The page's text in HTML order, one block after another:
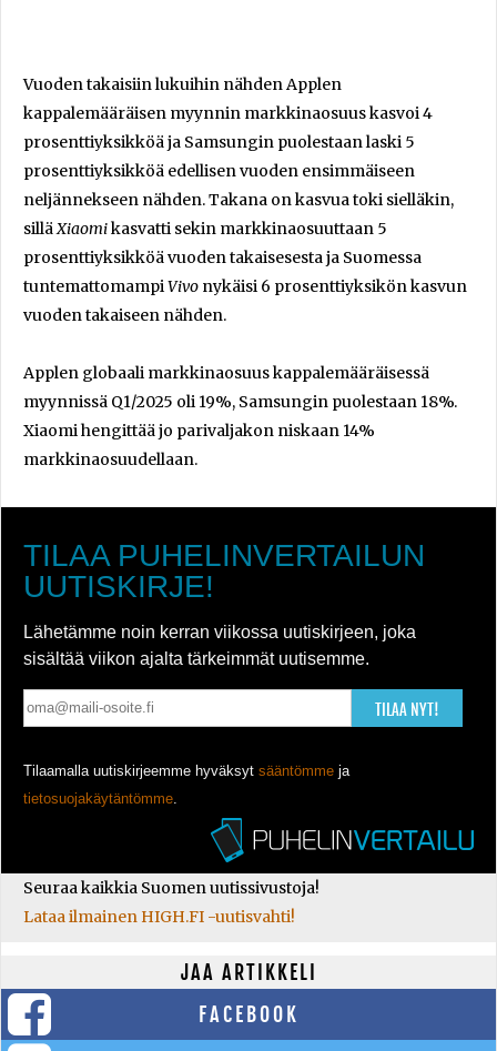
Vuoden takaisiin lukuihin nähden Applen
kappalemääräisen myynnin markkinaosuus kasvoi 4
prosenttiyksikköä ja Samsungin puolestaan laski 5
prosenttiyksikköä edellisen vuoden ensimmäiseen
neljännekseen nähden. Takana on kasvua toki sielläkin,
sillä Xiaomikasvatti sekin markkinaosuuttaan 5
prosenttiyksikköä vuoden takaisesesta ja Suomessa
tuntemattomampi Vivo nykäisi 6 prosenttiyksikön kasvun
vuoden takaiseen nähden.
Applen globaali markkinaosuus kappalemääräisessä
myynnissä Q1/2025 oli 19%, Samsungin puolestaan 18%.
Xiaomi hengittää jo parivaljakon niskaan 14%
markkinaosuudellaan.
TILAA PUHELINVERTAILUN
UUTISKIRJE!
Lähetämme noin kerran viikossa uutiskirjeen, joka
sisältää viikon ajalta tärkeimmät uutisemme.
TILAA NYT!
Tilaamalla uutiskirjeemme hyväksyt sääntömme ja
tietosuojakäytäntömme
Seuraa kaikkia Suomen uutissivustoja!
Lataa ilmainen HIGH.FI -uutisvahti!
JAA ARTIKKELI
FACEBOOK